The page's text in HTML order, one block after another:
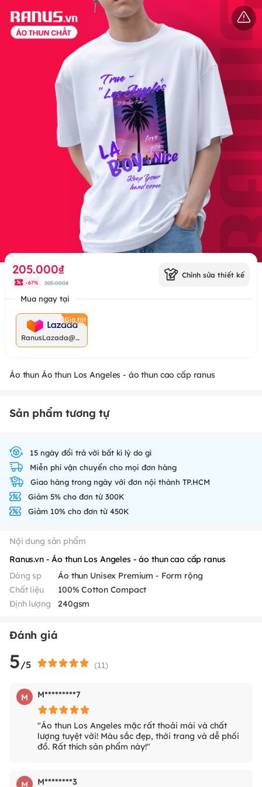
205.000₫
-67% 305.000₫
Chỉnh sửa thiết kế
Mua ngay tại
RanusLazada@g
mail.com
Áo thun Áo thun Los Angeles - áo thun cao cấp ranus
Sản phẩm tương tự
15 ngày đổi trả với bất kì lý do gì
Miễn phí vận chuyển cho mọi đơn hàng
Giao hàng trong ngày với đơn nội thành TP.HCM
Giảm 5% cho đơn từ 300K
Giảm 10% cho đơn từ 450K
Nội dung sản phẩm
Ranus.vn - Áo thun Los Angeles - áo thun cao cấp ranus
Dòng sp
Áo thun Unisex Premium - Form rộng
Chất liệu
100% Cotton Compact
Định lượng
240gsm
Đánh giá
5/5 (11)
M M*********7
"Áo thun Los Angeles mặc rất thoải mái và chất
lượng tuyệt vời! Màu sắc đẹp, thời trang và dễ phối
đồ. Rất thích sản phẩm này!"
M M********3